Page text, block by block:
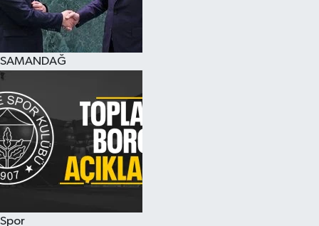
SAMANDAĞ
Spor